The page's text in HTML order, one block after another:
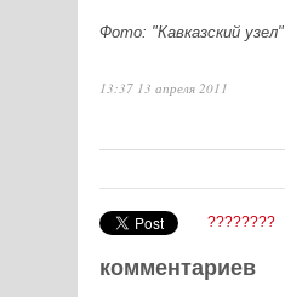
Фото: "Кавказский узел"
13:37 13 апреля 2011
????????
комментариев